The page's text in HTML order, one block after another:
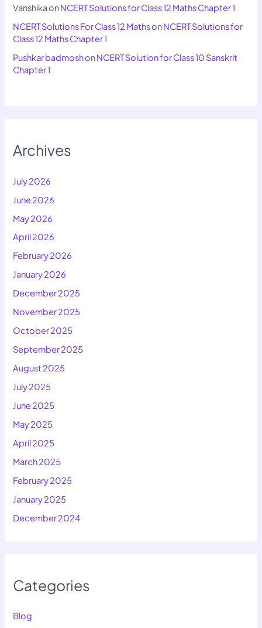
VanshikaonNCERT Solutions for Class 12 Maths Chapter 1
NCERT Solutions For Class 12 MathsonNCERT Solutions for
Class 12 Maths Chapter 1
Pushkar badmoshonNCERT Solution for Class 10 Sanskrit
Chapter 1
Archives
July 2026
June 2026
May 2026
April 2026
February 2026
January 2026
December 2025
November 2025
October 2025
September 2025
August 2025
July 2025
June 2025
May 2025
April 2025
March 2025
February 2025
January 2025
December 2024
Categories
Blog